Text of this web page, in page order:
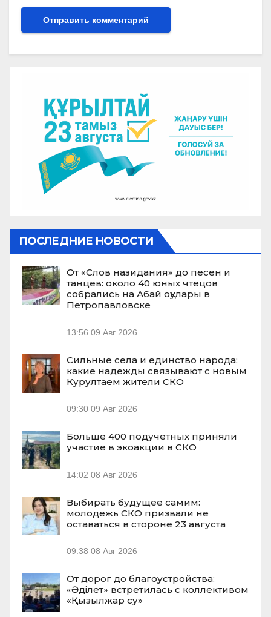
ПОСЛЕДНИЕ НОВОСТИ
От «Слов назидания» до песен и
танцев: около 40 юных чтецов
собрались на Абай оқулары в
Петропавловске
13:56 09 Авг 2026
Сильные села и единство народа:
какие надежды связывают с новым
Курултаем жители СКО
09:30 09 Авг 2026
Больше 400 подучетных приняли
участие в экоакции в СКО
14:02 08 Авг 2026
Выбирать будущее самим:
молодежь СКО призвали не
оставаться в стороне 23 августа
09:38 08 Авг 2026
От дорог до благоустройства:
«Әділет» встретилась с коллективом
«Қызылжар су»